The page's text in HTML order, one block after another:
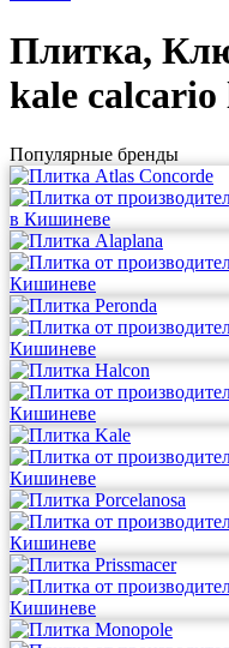
Плитка,
kale calcario
Популярные бренды